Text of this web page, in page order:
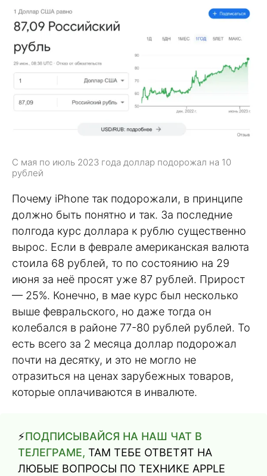
С мая по июль 2023 года доллар подорожал на 10
рублей
Почему iPhone так подорожали, в принципе
должно быть понятно и так. За последние
полгода курс доллара к рублю существенно
вырос. Если в феврале американская валюта
стоила 68 рублей, то по состоянию на 29
июня за неё просят уже 87 рублей. Прирост
— 25%. Конечно, в мае курс был несколько
выше февральского, но даже тогда он
колебался в районе 77-80 рублей рублей. То
есть всего за 2 месяца доллар подорожал
почти на десятку, и это не могло не
отразиться на ценах зарубежных товаров,
которые оплачиваются в инвалюте.
⚡️ПОДПИСЫВАЙСЯ НА НАШ ЧАТ В
ТЕЛЕГРАМЕ, ТАМ ТЕБЕ ОТВЕТЯТ НА
ЛЮБЫЕ ВОПРОСЫ ПО ТЕХНИКЕ APPLE